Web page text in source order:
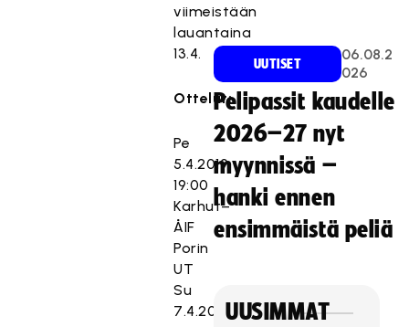
viimeistään
lauantaina
13.4.
Ottelut:
Pe
5.4.2019
19:00
Karhut–
ÅIF
Porin
UT
Su
7.4.2019
UUTISET
06.08.2
026
Pelipassit kaudelle
2026–27 nyt
myynnissä –
hanki ennen
ensimmäistä peliä
UUSIMMAT